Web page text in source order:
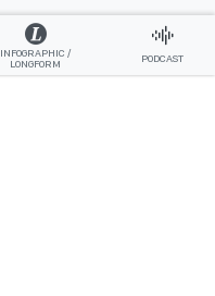
INFOGRAPHIC /
LONGFORM
PODCAST